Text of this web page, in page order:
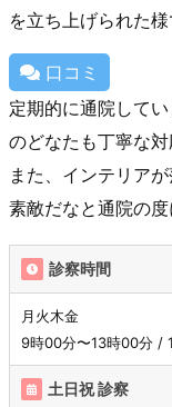
を立ち上げられた様
口コミ
定期的に通院して
のどなたも丁寧な対
また、インテリア
素敵だなと通院の度
診察時間
月火木金
9時00分〜13時00分 /
土日祝 診察